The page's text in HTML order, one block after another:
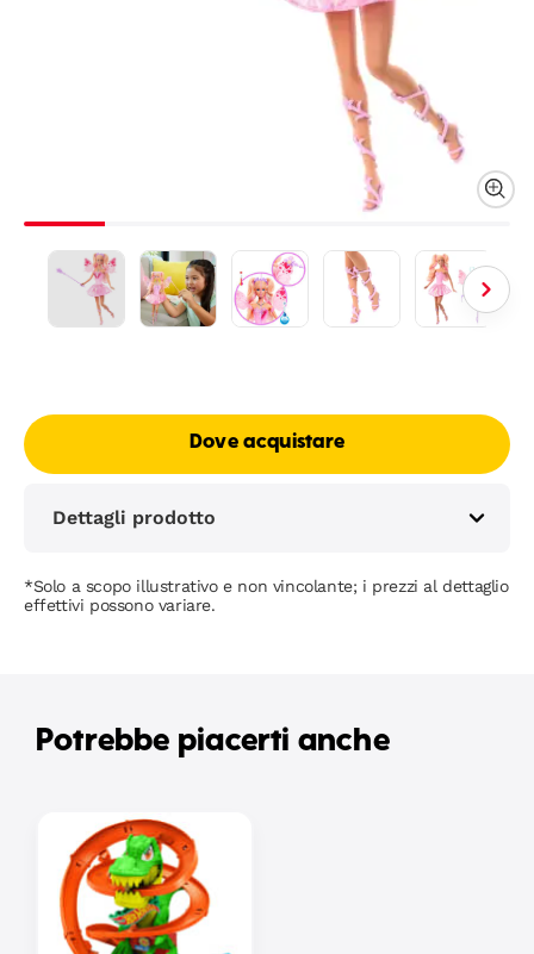
Dove acquistare
Dettagli prodotto
*Solo a scopo illustrativo e non vincolante; i prezzi al dettaglio
effettivi possono variare.
Potrebbe piacerti anche